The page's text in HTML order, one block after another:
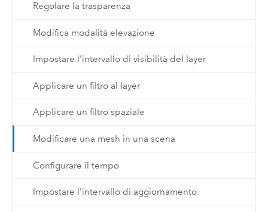
Regolare la trasparenza
Modifica modalità elevazione
Impostare l'intervallo di visibilità del layer
Applicare un filtro al layer
Applicare un filtro spaziale
Modificare una mesh in una scena
Configurare il tempo
Impostare l'intervallo di aggiornamento